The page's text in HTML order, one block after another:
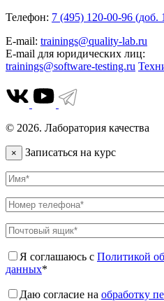
Телефон: 7 (495) 120-00-96 (доб.
E-mail: trainings@quality-lab.ru
E-mail для юридических лиц:
trainings@software-testing.ru
© 2026. Лаборатория качества
× Записаться на курс
Я соглашаюсь с Политикой
данных*
Даю согласие на обработку